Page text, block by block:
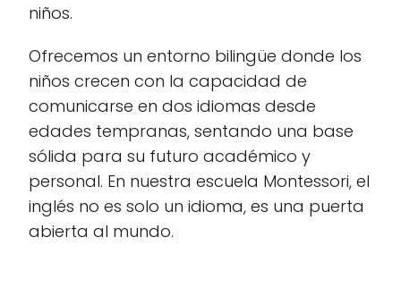
niños.
Ofrecemos un entorno bilingüe donde los
niños crecen con la capacidad de
comunicarse en dos idiomas desde
edades tempranas, sentando una base
sólida para su futuro académico y
personal. En nuestra escuela Montessori, el
inglés no es solo un idioma, es una puerta
abierta al mundo.